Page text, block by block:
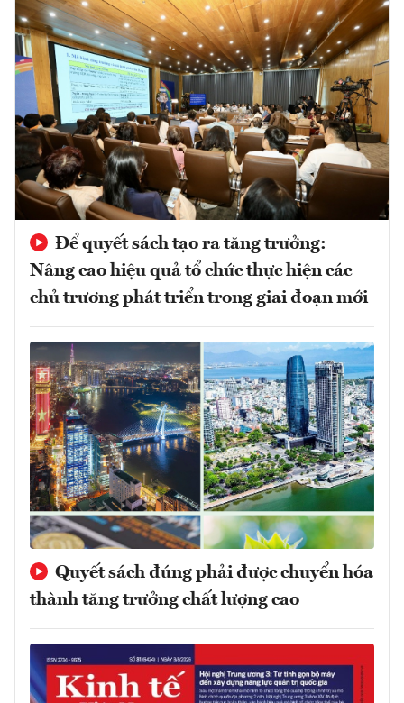
Để quyết sách tạo ra tăng trưởng:
Nâng cao hiệu quả tổ chức thực hiện các
chủ trương phát triển trong giai đoạn mới
Quyết sách đúng phải được chuyển hóa
thành tăng trưởng chất lượng cao